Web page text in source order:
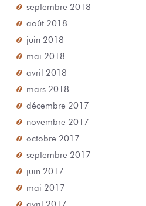
septembre 2018
août 2018
juin 2018
mai 2018
avril 2018
mars 2018
décembre 2017
novembre 2017
octobre 2017
septembre 2017
juin 2017
mai 2017
avril 2017